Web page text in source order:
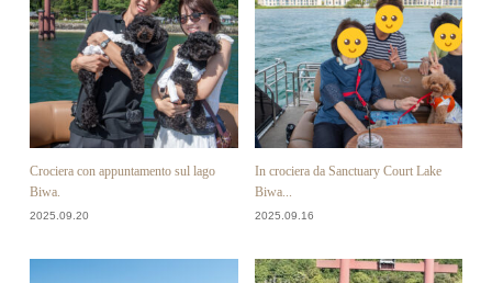
Crociera con appuntamento sul lago
Biwa.
2025.09.20
In crociera da Sanctuary Court Lake
Biwa...
2025.09.16